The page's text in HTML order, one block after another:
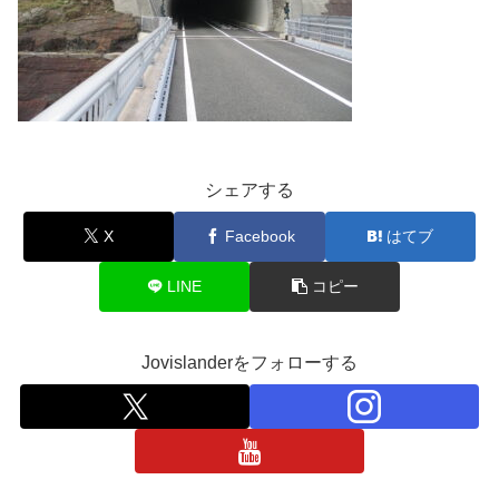
シェアする
X Facebook はてブ
LINE コピー
Jovislanderをフォローする